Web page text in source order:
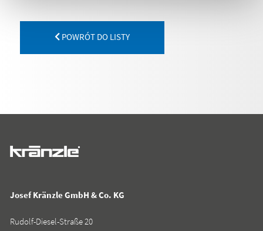
POWRÓT DO LISTY
Josef Kränzle GmbH & Co. KG
Rudolf-Diesel-Straße 20